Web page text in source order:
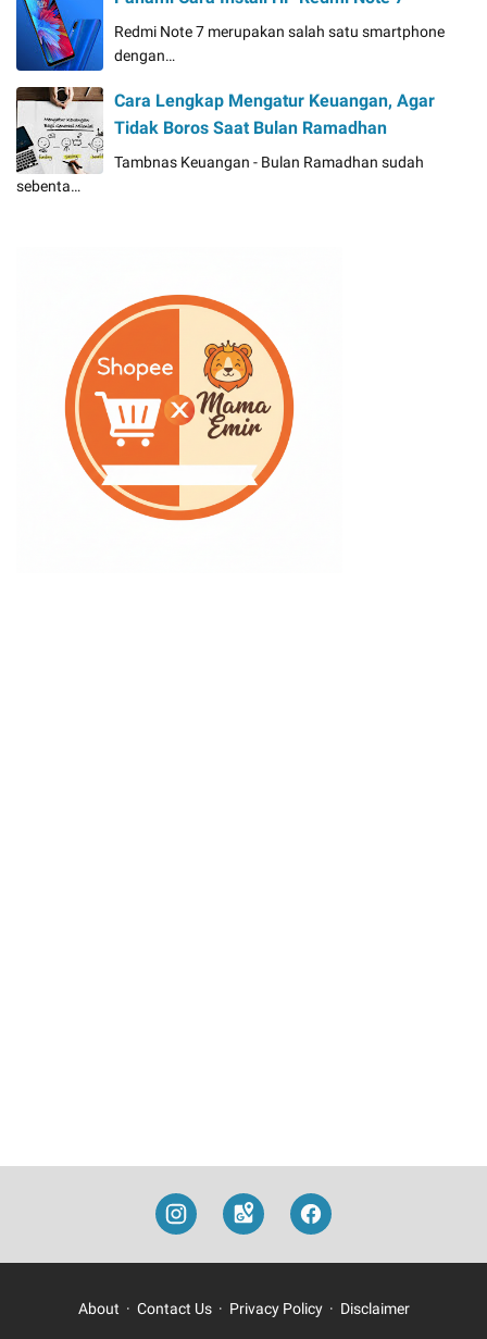
Redmi Note 7 merupakan salah satu smartphone
dengan…
Cara Lengkap Mengatur Keuangan, Agar
Tidak Boros Saat Bulan Ramadhan
Tambnas Keuangan - Bulan Ramadhan sudah
sebenta…
About Contact Us Privacy Policy Disclaimer